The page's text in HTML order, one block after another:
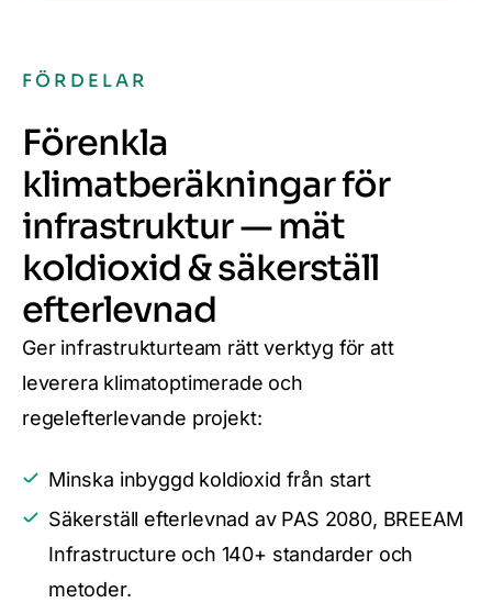
FÖRDELAR
Förenkla
klimatberäkningar för
infrastruktur — mät
koldioxid & säkerställ
efterlevnad
Ger infrastrukturteam rätt verktyg för att
leverera klimatoptimerade och
regelefterlevande projekt:
Minska inbyggd koldioxid från start
Säkerställ efterlevnad av PAS 2080, BREEAM
Infrastructure och 140+ standarder och
metoder.